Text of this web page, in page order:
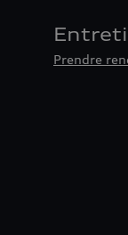
Prendre